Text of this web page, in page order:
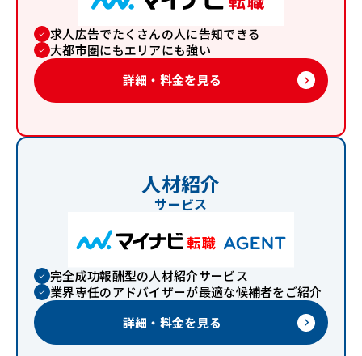
求人広告でたくさんの人に告知できる
大都市圏にもエリアにも強い
詳細・料金を見る
keyboard_arrow_right
人材紹介
サービス
完全成功報酬型の人材紹介サービス
業界専任のアドバイザーが最適な候補者をご紹介
詳細・料金を見る
keyboard_arrow_right